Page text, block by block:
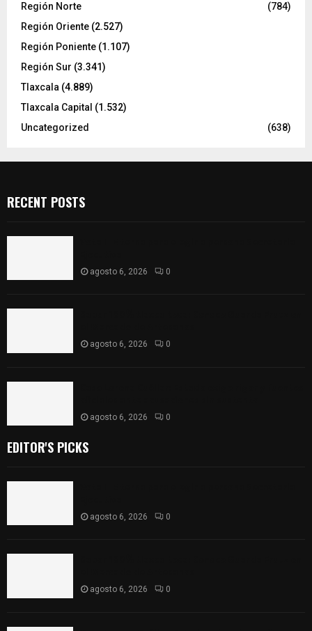
Región Norte
(784)
Región Oriente (2.527)
Región Poniente (1.107)
Región Sur (3.341)
Tlaxcala (4.889)
Tlaxcala Capital (1.532)
Uncategorized
(638)
RECENT POSTS
agosto 6, 2026 0
agosto 6, 2026 0
agosto 6, 2026 0
EDITOR'S PICKS
agosto 6, 2026 0
agosto 6, 2026 0